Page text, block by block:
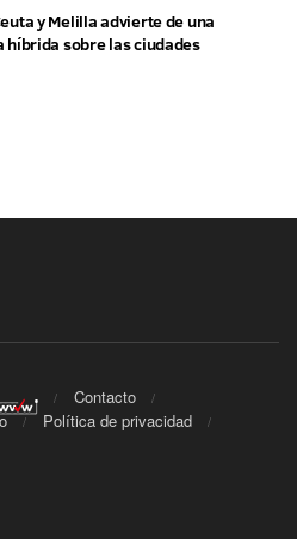
y Melilla advierte de una
sobre las ciudades
Contacto
Política de privacidad